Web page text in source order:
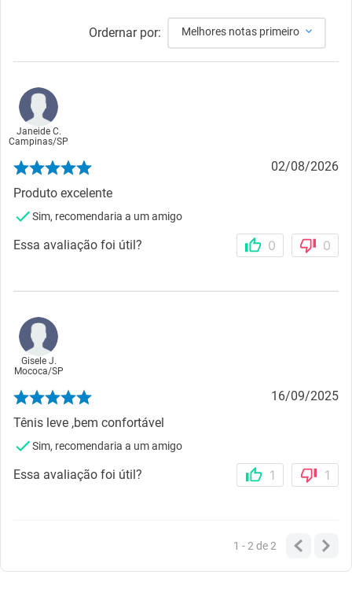
Ordernar por: Melhores notas primeiro
Janeide C.
Campinas/SP
02/08/2026
Produto excelente
Sim, recomendaria a um amigo
Essa avaliação foi útil? 0 0
Gisele J.
Mococa/SP
16/09/2025
Tênis leve ,bem confortável
Sim, recomendaria a um amigo
Essa avaliação foi útil? 1 1
1 - 2de2